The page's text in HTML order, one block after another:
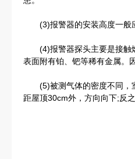
(3)报警器的安装高度一般
(4)报警器探头主要是接触燃
表面附有铂、钯等稀有金属。
(5)被测气体的密度不同，室
距屋顶30cm外，方向向下;反